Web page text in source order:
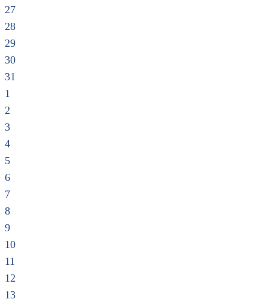
27
28
29
30
31
1
2
3
4
5
6
7
8
9
10
11
12
13